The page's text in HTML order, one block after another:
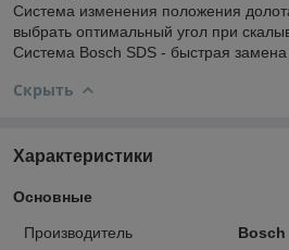
Система изменения положения
выбрать оптимальный угол при
Система Bosch SDS - быстрая замена
Скрыть
Характеристики
Основные
Производитель
Bosch